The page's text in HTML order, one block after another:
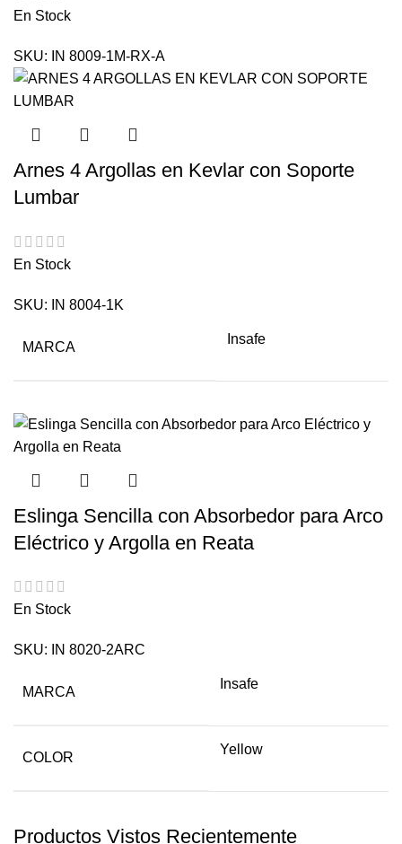
En Stock
SKU: IN 8009-1M-RX-A
Arnes 4 Argollas en Kevlar con Soporte
Lumbar
En Stock
SKU: IN 8004-1K
MARCA
Insafe
Eslinga Sencilla con Absorbedor para Arco
Eléctrico y Argolla en Reata
En Stock
SKU: IN 8020-2ARC
MARCA
Insafe
COLOR
Yellow
Productos Vistos Recientemente